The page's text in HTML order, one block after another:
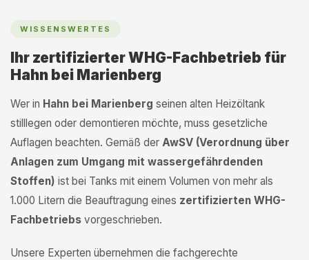
WISSENSWERTES
Ihr zertifizierter WHG-Fachbetrieb für
Hahn bei Marienberg
Wer in Hahn bei Marienberg seinen alten Heizöltank
stilllegen oder demontieren möchte, muss gesetzliche
Auflagen beachten. Gemäß der AwSV (Verordnung über
Anlagen zum Umgang mit wassergefährdenden
Stoffen) ist bei Tanks mit einem Volumen von mehr als
1.000 Litern die Beauftragung eines zertifizierten WHG-
Fachbetriebs vorgeschrieben.
Unsere Experten übernehmen die fachgerechte